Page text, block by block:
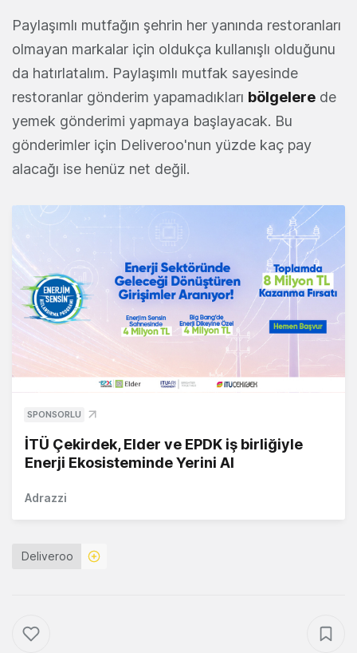
Paylaşımlı mutfağın şehrin her yanında restoranları
olmayan markalar için oldukça kullanışlı olduğunu
da hatırlatalım. Paylaşımlı mutfak sayesinde
restoranlar gönderim yapamadıkları bölgelere de
yemek gönderimi yapmaya başlayacak. Bu
gönderimler için Deliveroo'nun yüzde kaç pay
alacağı ise henüz net değil.
SPONSORLU
İTÜ Çekirdek, Elder ve EPDK iş birliğiyle
Enerji Ekosisteminde Yerini Al
Adrazzi
Deliveroo